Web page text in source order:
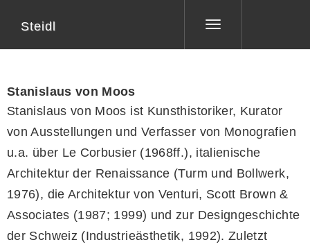
Toggle
Steidl
Stanislaus von Moos
Stanislaus von Moos ist Kunsthistoriker, Kurator
von Ausstellungen und Verfasser von Monografien
u.a. über Le Corbusier (1968ff.), italienische
Architektur der Renaissance (Turm und Bollwerk,
1976), die Architektur von Venturi, Scott Brown &
Associates (1987; 1999) und zur Designgeschichte
der Schweiz (Industrieästhetik, 1992). Zuletzt